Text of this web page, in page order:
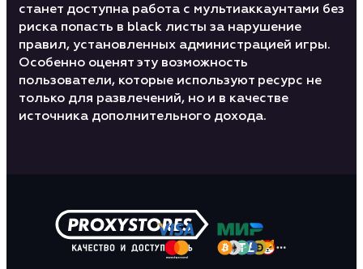
станет доступна работа с мультиаккаунтами без
риска попасть в black листы за нарушение
правил, установленных администрацией игры.
Особенно оценят эту возможность
пользователи, которые используют ресурс не
только для развлечений, но и в качестве
источника дополнительного дохода.